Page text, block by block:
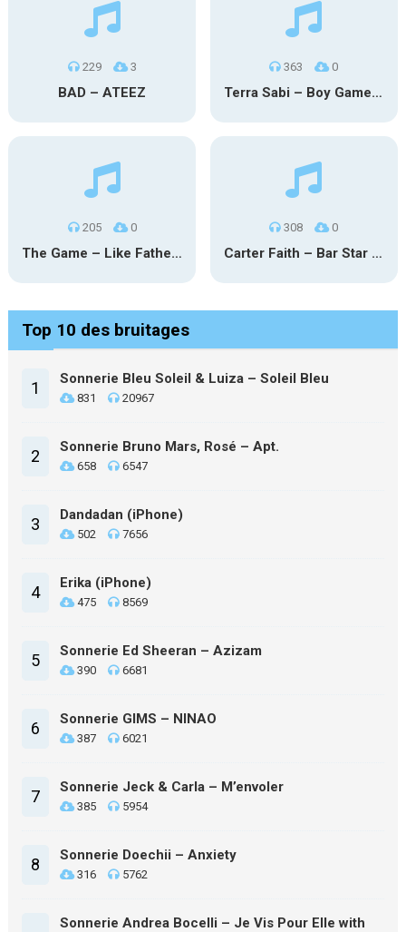
229 3
BAD – ATEEZ
363 0
Terra Sabi – Boy Game X Marcia Cruz
205 0
The Game – Like Father Like Daughter
308 0
Carter Faith – Bar Star Vevo
Top 10 des bruitages
1 Sonnerie Bleu Soleil & Luiza – Soleil Bleu
831 20967
2 Sonnerie Bruno Mars, Rosé – Apt.
658 6547
3 Dandadan (iPhone)
502 7656
4 Erika (iPhone)
475 8569
5 Sonnerie Ed Sheeran – Azizam
390 6681
6 Sonnerie GIMS – NINAO
387 6021
7 Sonnerie Jeck & Carla – M’envoler
385 5954
8 Sonnerie Doechii – Anxiety
316 5762
Sonnerie Andrea Bocelli – Je Vis Pour Elle with